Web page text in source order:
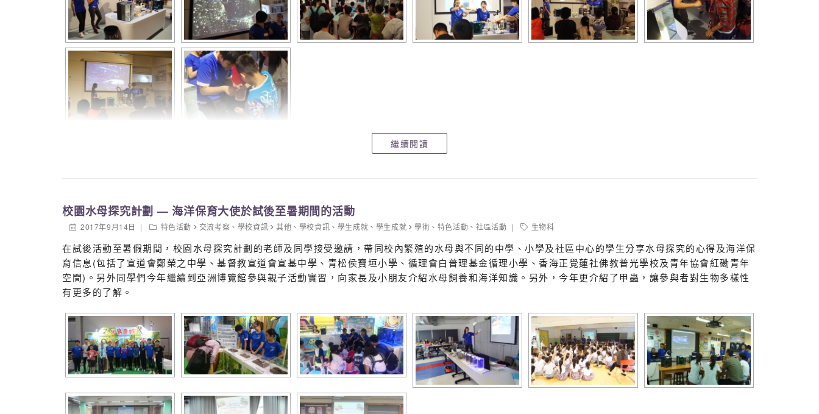
繼續閱讀
校園水母探究計劃 — 海洋保育大使於試後至暑期間的活動
2017年9月14日 特色活動 交流考察 、 學校資訊 其他 、 學校資訊 、 學生成就 、 學生成就 學術 、 特色活動 、 社區活動 生物科
在試後活動至暑假期間，校園水母探究計劃的老師及同學接受邀請，帶同校內繁殖的水母與不同的中學、小學及社區中心的學生分享水母探究的心得及海洋保
育信息(包括了宣道會鄭榮之中學、基督教宣道會宣基中學、青松侯寶垣小學、循理會白普理基金循理小學、香海正覺蓮社佛教普光學校及青年協會紅磡青年
空間)。另外同學們今年繼續到亞洲博覽館參與親子活動實習，向家長及小朋友介紹水母飼養和海洋知識。另外，今年更介紹了甲蟲，讓參與者對生物多樣性
有更多的了解。